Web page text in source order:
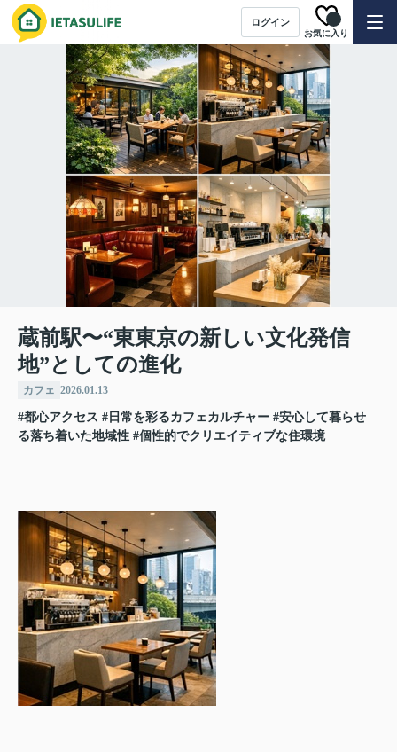
ログイン
お気に入り
蔵前駅〜“東東京の新しい文化発信
地”としての進化
カフェ 2026.01.13
#都心アクセス #日常を彩るカフェカルチャー #安心して暮らせ
る落ち着いた地域性 #個性的でクリエイティブな住環境